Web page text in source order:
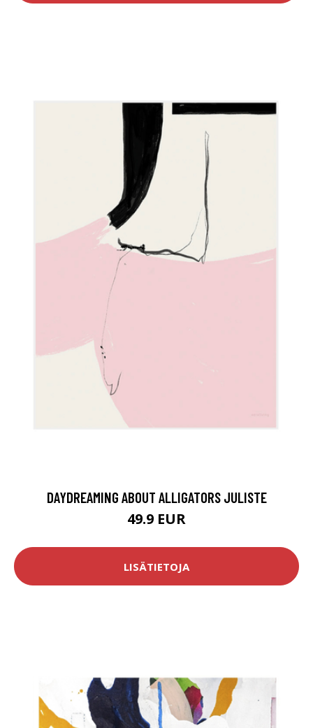
DAYDREAMING ABOUT ALLIGATORS JULISTE
49.9 EUR
LISÄTIETOJA